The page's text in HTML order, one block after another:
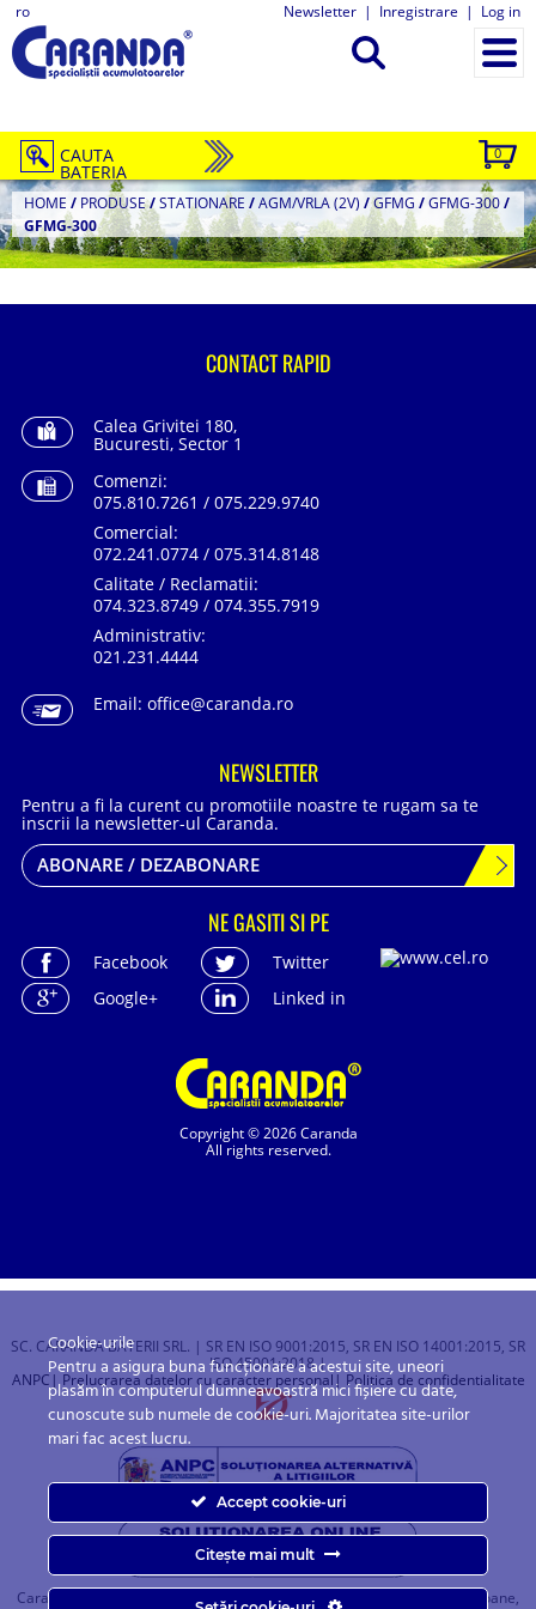
ro Newsletter | Inregistrare | Log in
0
CAUTA
BATERIA
HOME / PRODUSE/STATIONARE /AGM/VRLA (2V) /GFMG /GFMG-300/
GFMG-300
Copyright © 2026 Caranda
All rights reserved.
CONTACT RAPID
Calea Grivitei 180,
Bucuresti, Sector 1
Comenzi:
075.810.7261 / 075.229.9740
Comercial:
072.241.0774 / 075.314.8148
Calitate / Reclamatii:
074.323.8749 / 074.355.7919
Administrativ:
021.231.4444
Email: office@caranda.ro
NEWSLETTER
Pentru a fi la curent cu promotiile noastre te rugam sa te
inscrii la newsletter-ul Caranda.
ABONARE / DEZABONARE
NE GASITI SI PE
Facebook
Twitter
Google+
Linked in
SC. CARANDA BATERII SRL. | SR EN ISO 9001:2015, SR EN ISO 14001:2015, SR
ISO 45001:2018 |
ANPC | Prelucrarea datelor cu caracter personal| Politica de confidentialitate
Caranda.ro este un magazin online cu baterii pentru automobile, camioane,
Cookie-urile
Pentru a asigura buna funcționare a acestui site, uneori
plasăm în computerul dumneavoastră mici fișiere cu date,
cunoscute sub numele de cookie-uri. Majoritatea site-urilor
mari fac acest lucru.
Accept cookie-uri
Citește mai mult